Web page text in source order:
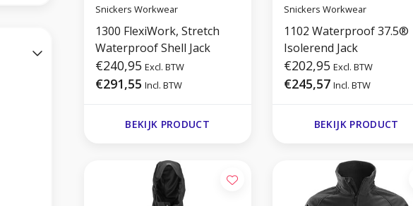
Snickers Workwear
1300 FlexiWork, Stretch
Waterproof Shell Jack
€240,95 Excl. BTW
€291,55 Incl. BTW
BEKIJK PRODUCT
Snickers Workwear
1102 Waterproof 37.5®
Isolerend Jack
€202,95 Excl. BTW
€245,57 Incl. BTW
BEKIJK PRODUCT